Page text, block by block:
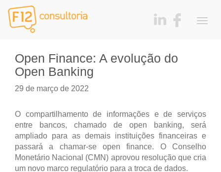
Open Finance: A evolução do
Open Banking
29 de março de 2022
O compartilhamento de informações e de serviços
entre bancos, chamado de open banking, será
ampliado para as demais instituições financeiras e
passará a chamar-se open finance. O Conselho
Monetário Nacional (CMN) aprovou resolução que cria
um novo marco regulatório para a troca de dados.